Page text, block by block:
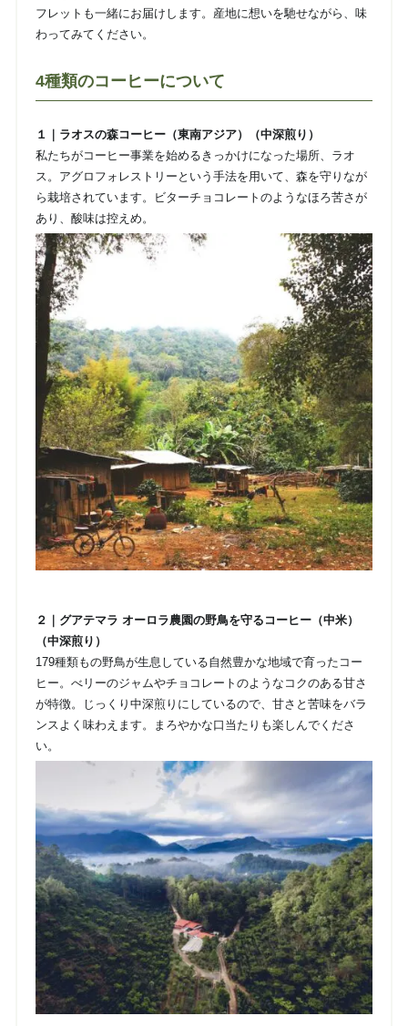
フレットも一緒にお届けします。産地に想いを馳せながら、味
わってみてください。
4種類のコーヒーについて
１｜ラオスの森コーヒー（東南アジア）（中深煎り）
私たちがコーヒー事業を始めるきっかけになった場所、ラオ
ス。アグロフォレストリーという手法を用いて、森を守りなが
ら栽培されています。ビターチョコレートのようなほろ苦さが
あり、酸味は控えめ。
２｜グアテマラ オーロラ農園の野鳥を守るコーヒー（中米）
（中深煎り）
179種類もの野鳥が生息している自然豊かな地域で育ったコー
ヒー。べリーのジャムやチョコレートのようなコクのある甘さ
が特徴。じっくり中深煎りにしているので、甘さと苦味をバラ
ンスよく味わえます。まろやかな口当たりも楽しんでくださ
い。